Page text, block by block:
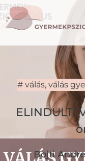
# válás, válás
ELINDULT!
Bojti